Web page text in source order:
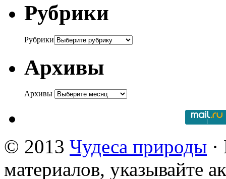
Рубрики
Рубрики
Архивы
Архивы
© 2013 Чудеса природы
материалов, указывайте